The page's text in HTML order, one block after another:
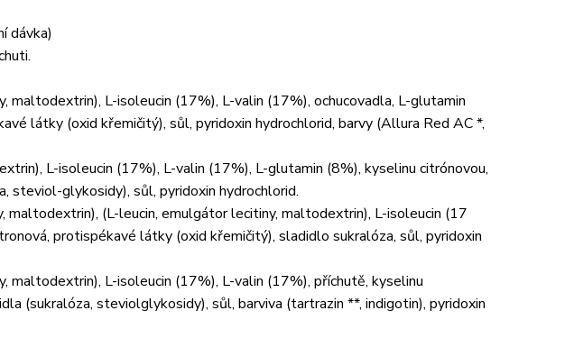
dávka)
maltodextrin), L-isoleucin (17%), L-valin (17%), ochucovadla, L-glutamin
látky (oxid křemičitý), sůl, pyridoxin hydrochlorid, barvy (Allura Red AC *,
L-isoleucin (17%), L-valin (17%), L-glutamin (8%), kyselinu citrónovou,
steviol-glykosidy), sůl, pyridoxin hydrochlorid.
(L-leucin, emulgátor lecitiny, maltodextrin), L-isoleucin (17
protispékavé látky (oxid křemičitý), sladidlo sukralóza, sůl, pyridoxin
maltodextrin), L-isoleucin (17%), L-valin (17%), příchutě, kyselinu
(sukralóza, steviolglykosidy), sůl, barviva (tartrazin **, indigotin), pyridoxin